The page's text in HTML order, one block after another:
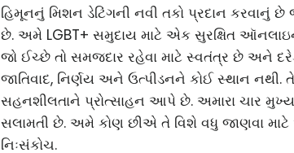
હિમૂનનું મિશન ડેટિંગની નવી તકો પ્રદાન
છે. અમે LGBT+ સમુદાય માટે એક સુરક્ષિત
જો ઈચ્છે તો સમજદાર રહેવા માટે સ્વતંત્ર છે અને
જાતિવાદ, નિર્ણય અને ઉત્પીડનને કોઈ સ્થાન
સહનશીલતાને પ્રોત્સાહન આપે છે. અમારા ચાર
સલામતી છે. અમે કોણ છીએ તે વિશે વધુ જાણવા માટે
નિઃસંકોચ.